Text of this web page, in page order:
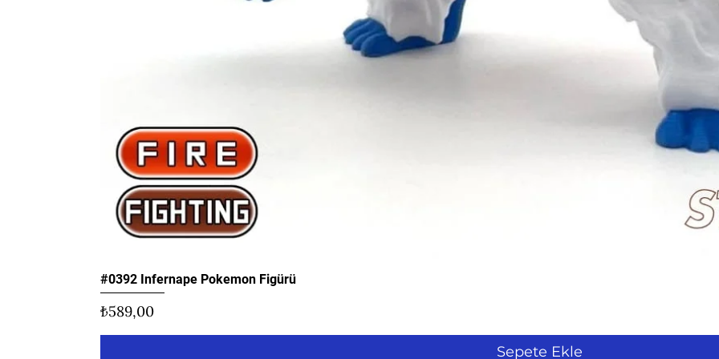
#0392 Infernape Pokemon Figürü
Fiyat
₺589,00
Sepete Ekle